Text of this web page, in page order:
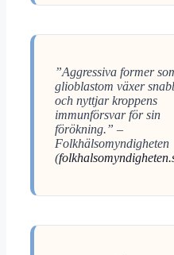
”Aggressiva former
glioblastom växer
och nyttjar kroppens
immunförsvar för sin
förökning.” –
Folkhälsomyndigheten
(